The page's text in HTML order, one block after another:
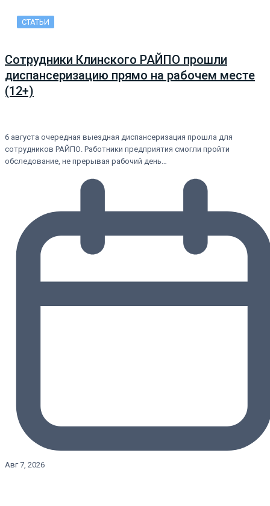
СТАТЬИ
Сотрудники Клинского РАЙПО прошли
диспансеризацию прямо на рабочем месте
(12+)
6 августа очередная выездная диспансеризация прошла для
сотрудников РАЙПО. Работники предприятия смогли пройти
обследование, не прерывая рабочий день…
Авг 7, 2026